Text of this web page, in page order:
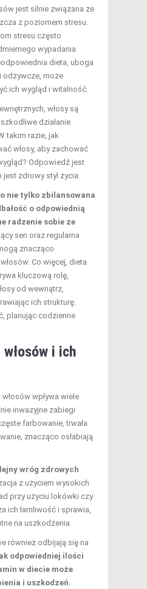
jest silnie związana ze
z poziomem stresu.
stresu często
wypadania
dieta, uboga
odżywcze, może
ich wygląd i witalność.
włosy są
działanie
takim razie, jak
włosy, aby zachować
Odpowiedź jest
zdrowy styl życia.
nie tylko zbilansowana
o odpowiednią
radzenie sobie ze
sen oraz regularna
znacząco
Co więcej, dieta
kluczową rolę,
od wewnątrz,
ich strukturę.
planując codzienne
i ich
wpływa wiele
inwazyjne zabiegi
farbowanie, trwała
znacząco osłabiają
wróg zdrowych
z użyciem wysokich
przy użyciu lokówki czy
ich łamliwość i sprawia,
na uszkodzenia.
również odbijają się na
odpowiedniej ilości
w diecie może
i uszkodzeń.